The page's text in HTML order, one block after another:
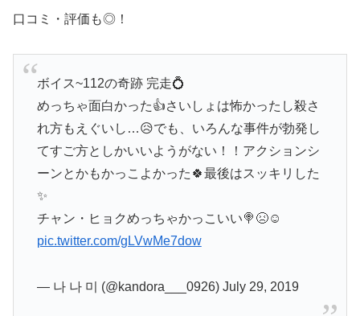
口コミ・評価も◎！
ボイス~112の奇跡 完走💍
めっちゃ面白かった👍さいしょは怖かったし殺さ
れ方もえぐいし…😥でも、いろんな事件が勃発し
てすご方としかいいようがない！！アクションシ
ーンとかもかっこよかった🍀最後はスッキリした
✨
チャン・ヒョクめっちゃかっこいい🍭😣☺
pic.twitter.com/gLVwMe7dow
— 나 나 미 (@kandora___0926) July 29, 2019